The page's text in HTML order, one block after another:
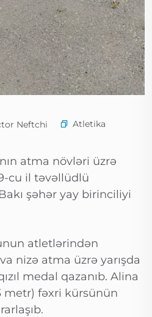
Neftchi
Atletika
atma növləri üzrə
cu il təvəllüdlü
şəhər yay birinciliyi
atletlərindən
nizə atma üzrə yarışda
medal qazanıb. Alina
metr) fəxri kürsünün